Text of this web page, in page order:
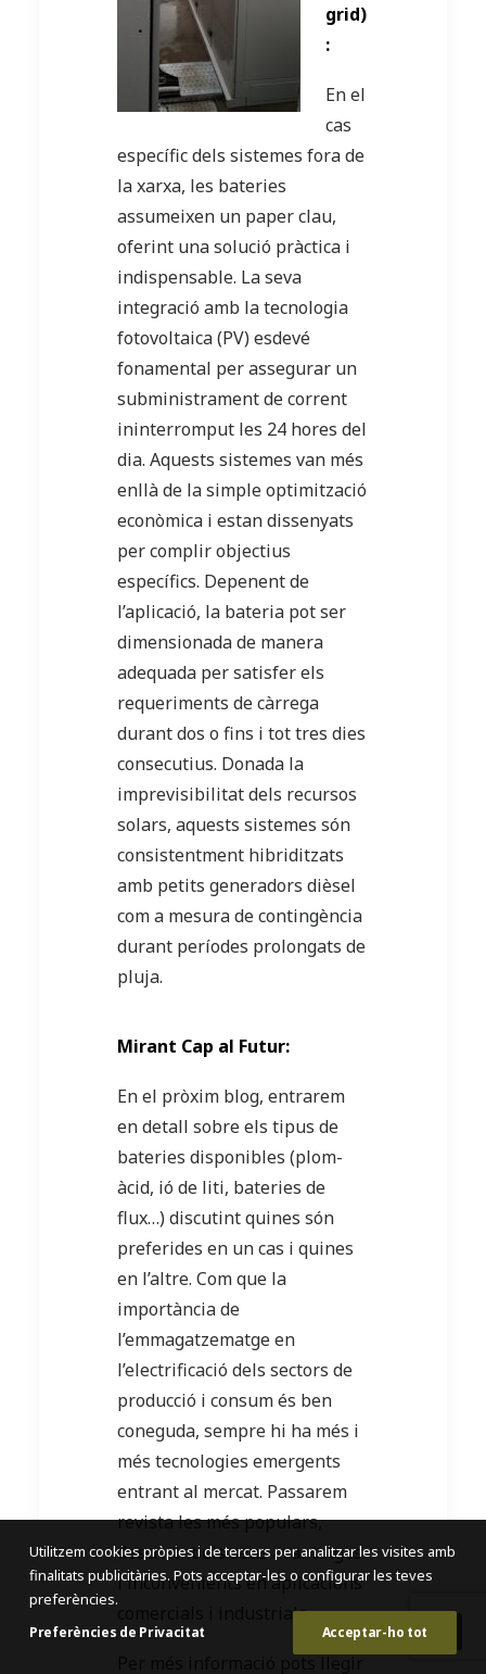
grid)
:
En el
cas
específic dels sistemes fora de
la xarxa, les bateries
assumeixen un paper clau,
oferint una solució pràctica i
indispensable. La seva
integració amb la tecnologia
fotovoltaica (PV) esdevé
fonamental per assegurar un
subministrament de corrent
ininterromput les 24 hores del
dia. Aquests sistemes van més
enllà de la simple optimització
econòmica i estan dissenyats
per complir objectius
específics. Depenent de
l’aplicació, la bateria pot ser
dimensionada de manera
adequada per satisfer els
requeriments de càrrega
durant dos o fins i tot tres dies
consecutius. Donada la
imprevisibilitat dels recursos
solars, aquests sistemes són
consistentment hibriditzats
amb petits generadors dièsel
com a mesura de contingència
durant períodes prolongats de
pluja.
Mirant Cap al Futur:
En el pròxim blog, entrarem
en detall sobre els tipus de
bateries disponibles (plom-
àcid, ió de liti, bateries de
flux…) discutint quines són
preferides en un cas i quines
en l’altre. Com que la
importància de
l’emmagatzematge en
l’electrificació dels sectors de
producció i consum és ben
coneguda, sempre hi ha més i
més tecnologies emergents
entrant al mercat. Passarem
revista les més populars,
descrivint els seus avantatges
i inconvenients en aplicacions
comercials i industrials.
Utilitzem cookies pròpies i de tercers per analitzar les visites amb
finalitats publicitàries. Pots acceptar-les o configurar les teves
preferències.
Preferències de Privacitat Acceptar-ho tot